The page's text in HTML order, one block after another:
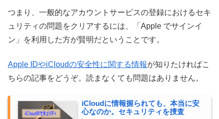
つまり、一般的なアカウントサービスの登録におけるセキ
ュリティの問題をクリアするには、「Apple でサインイ
ン」を利用した方が賢明だということです。
Apple IDやiCloudの安全性に関する情報が知りたければこ
ちらの記事をどうぞ。読まなくても問題はありません。
iCloudに情報握られても、本当に安
心なのか。セキュリティを捜査